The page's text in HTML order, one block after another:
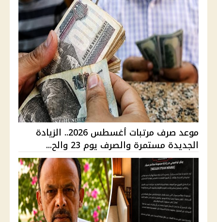
موعد صرف مرتبات أغسطس 2026.. الزيادة
الجديدة مستمرة والصرف يوم 23 والح...